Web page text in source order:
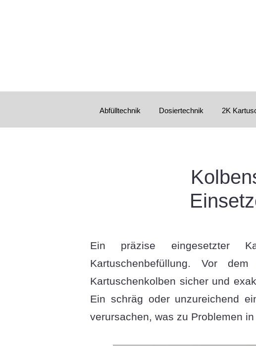
Abfülltechnik Dosiertechnik 2K
Ein präzise eingesetzter
Kartuschenbefüllung. Vor
Kartuschenkolben sicher und
Ein schräg oder unzureichend
verursachen, was zu Problemen